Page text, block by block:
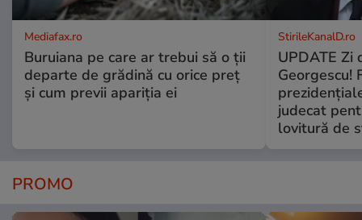
Mediafax.ro
Buruiana pe care ar trebui să o ții
departe de grădină cu orice preț
și cum previi apariția ei
StirileKanalD.ro
UPDATE Zi
Georgescu!
judecat
lovitură de
PROMO